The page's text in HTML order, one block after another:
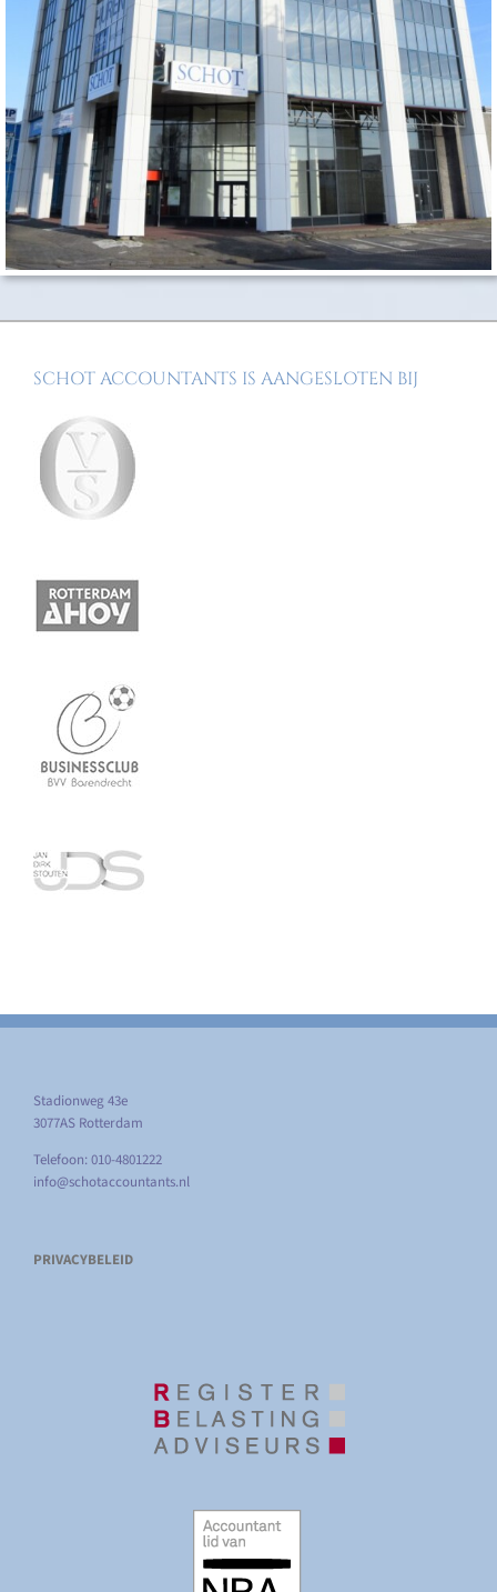
SCHOT ACCOUNTANTS IS AANGESLOTEN BIJ
Stadionweg 43e
3077AS Rotterdam
Telefoon: 010-4801222
info@schotaccountants.nl
PRIVACYBELEID